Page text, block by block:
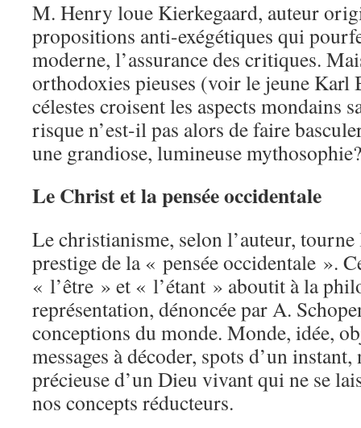
M. Henry loue Kierkegaard, auteur
propositions anti-exégétiques qui
moderne, l’assurance des critiques.
orthodoxies pieuses (voir le jeune Karl
célestes croisent les aspects mondains
risque n’est-il pas alors de faire
une grandiose, lumineuse mythosophie?
Le Christ et la pensée occidentale
Le christianisme, selon l’auteur,
prestige de la « pensée occidentale ».
« l’être » et « l’étant » aboutit à la
représentation, dénoncée par A.
conceptions du monde. Monde, idée,
messages à décoder, spots d’un
précieuse d’un Dieu vivant qui ne se
nos concepts réducteurs.